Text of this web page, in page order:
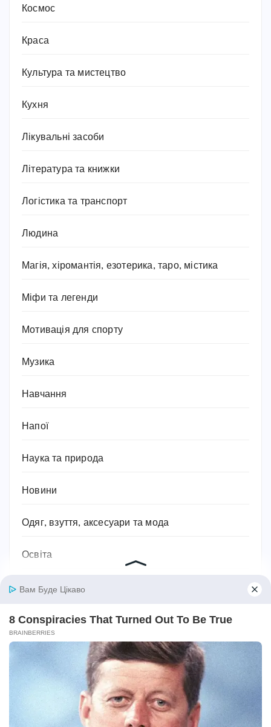
Космос
Краса
Культура та мистецтво
Кухня
Лікувальні засоби
Література та книжки
Логістика та транспорт
Людина
Магія, хіромантія, езотерика, таро, містика
Міфи та легенди
Мотивація для спорту
Музика
Навчання
Напої
Наука та природа
Новини
Одяг, взуття, аксесуари та мода
Освіта
Паразити
Підприємництво та бізнес
Побутова техніка